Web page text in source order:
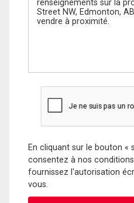
En cliquant sur le bouton «
consentez à nos
fournissez l'autorisation
vous.